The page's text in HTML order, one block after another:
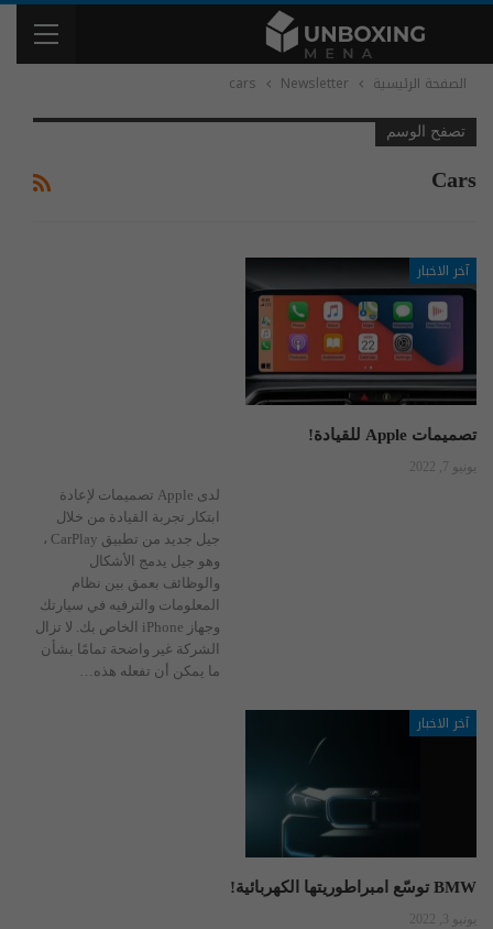
الصفحة الرئيسية Newsletter
cars
تصفح الوسم
Cars
آخر الاخبار
تصميمات Apple للقيادة!
يونيو 7, 2022
لدى Apple تصميمات لإعادة
ابتكار تجربة القيادة من خلال
جيل جديد من تطبيق CarPlay ،
وهو جيل يدمج الأشكال
والوظائف بعمق بين نظام
المعلومات والترفيه في سيارتك
وجهاز iPhone الخاص بك. لا تزال
الشركة غير واضحة تمامًا بشأن
ما يمكن أن تفعله هذه …
آخر الاخبار
BMW توسّع امبراطوريتها الكهربائية!
يونيو 3, 2022